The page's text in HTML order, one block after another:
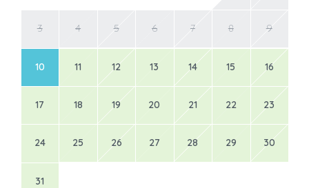
3 4 5 6 7 8 9
10 11 12 13 14 15 16
17 18 19 20 21 22 23
24 25 26 27 28 29 30
31